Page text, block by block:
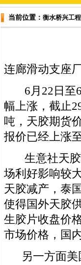
当前位置： 衡水桥兴工
连廊滑动支座
6月22日至6
幅上涨，截止
吨，天胶期货
报价已经上涨
生意社天胶
场利好影响较
天胶减产，泰
使得国外天胶
生胶片收盘价
市场价格，国
另一方面美